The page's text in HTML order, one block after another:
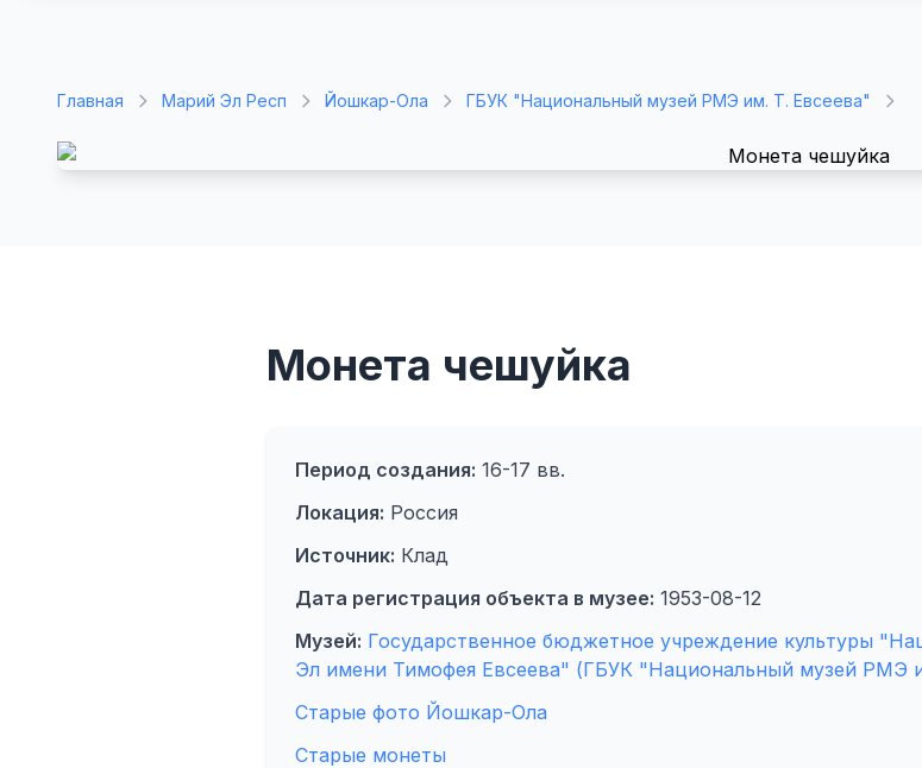
Главная Марий Эл Респ Йошкар-Ола ГБУК "Национальный музей РМЭ им. Т. Евсеева"
Монета чешуйка
Период создания: 16-17 вв.
Локация: Россия
Источник: Клад
Дата регистрация объекта в музее: 1953-08-12
Музей: Государственное бюджетное учреждение культуры
Эл имени Тимофея Евсеева" (ГБУК "Национальный музей РМЭ
Старые фото Йошкар-Ола
Старые монеты